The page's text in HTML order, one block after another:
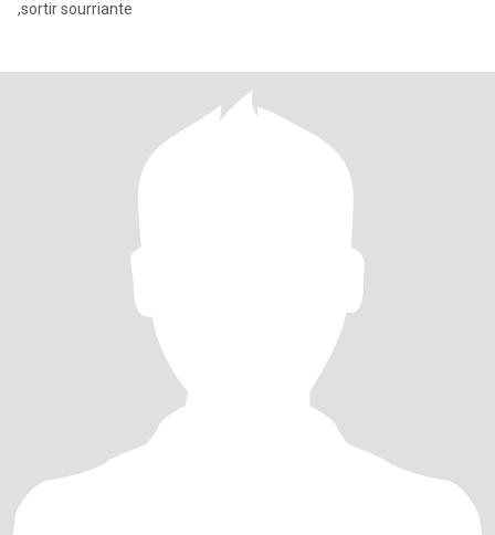
,sortir sourriante